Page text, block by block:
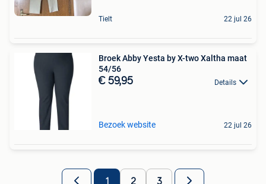
Tielt 22 jul 26
Broek Abby Yesta by X-two Xaltha maat
54/56
€ 59,95 Details
Bezoek website 22 jul 26
1 2 3